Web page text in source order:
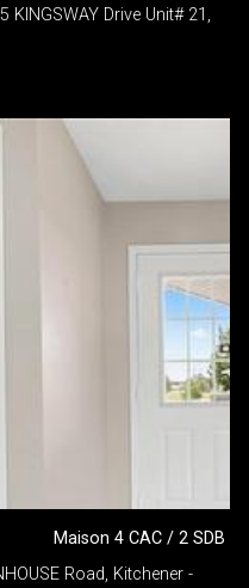
KINGSWAY Drive Unit# 21,
Maison 4 CAC / 2 SDB
Road, Kitchener -